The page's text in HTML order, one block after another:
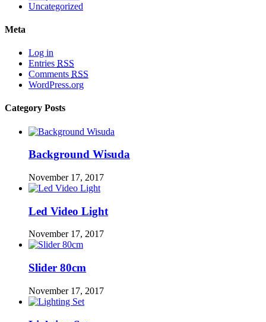
Uncategorized
Meta
Log in
Entries RSS
Comments RSS
WordPress.org
Category Posts
Background Wisuda
November 17, 2017
Led Video Light
November 17, 2017
Slider 80cm
November 17, 2017